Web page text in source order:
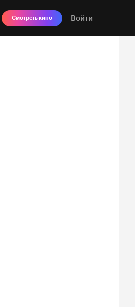
Смотреть кино Войти